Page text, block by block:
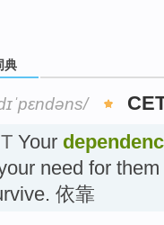
典
Your
need for
依靠